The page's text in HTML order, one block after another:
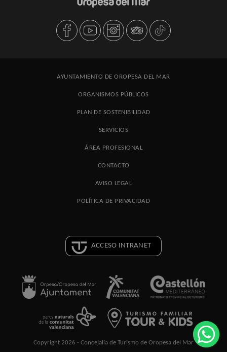
AYUNTAMIENTO DE OROPESA DEL MAR
ORGANISMOS PÚBLICOS
PLAN DE SOSTENIBILIDAD
SERVICIOS
ÁREA PROFESIONAL
CONTACTO
AVISO LEGAL
POLÍTICA DE PRIVACIDAD
ACCESO INTRANET
Copyright 2026 - Concejalía de Turismo de Oropesa del Mar